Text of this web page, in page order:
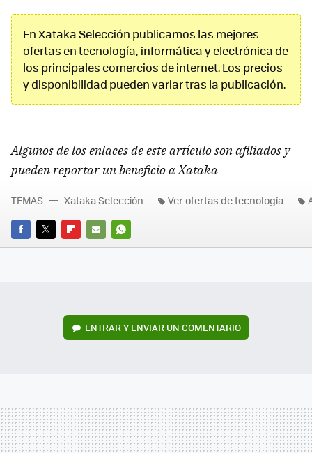
En Xataka Selección publicamos las mejores
ofertas en tecnología, informática y electrónica de
los principales comercios de internet. Los precios
y disponibilidad pueden variar tras la publicación.
Algunos de los enlaces de este artículo son afiliados y
pueden reportar un beneficio a Xataka
FACEBOOK
TWITTERFLIPBOARD
E-
WHATSAPP
TEMAS Xataka Selección Ver ofertas de tecnología
ENTRAR Y ENVIAR UN COMENTARIO